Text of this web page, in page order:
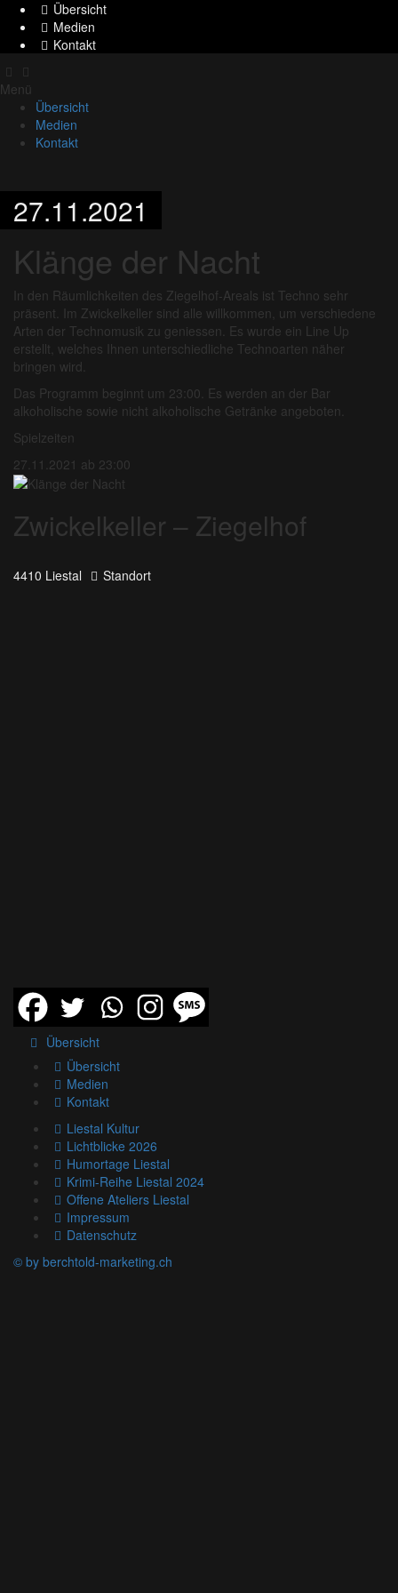
Übersicht
Medien
Kontakt
Menü
Übersicht
Medien
Kontakt
27.11.2021
Klänge der Nacht
In den Räumlichkeiten des Ziegelhof-Areals ist Techno sehr
präsent. Im Zwickelkeller sind alle willkommen, um verschiedene
Arten der Technomusik zu geniessen. Es wurde ein Line Up
erstellt, welches Ihnen unterschiedliche Technoarten näher
bringen wird.
Das Programm beginnt um 23:00. Es werden an der Bar
alkoholische sowie nicht alkoholische Getränke angeboten.
Spielzeiten
27.11.2021 ab 23:00
Zwickelkeller – Ziegelhof
4410 Liestal Standort
Übersicht
Übersicht
Medien
Kontakt
Liestal Kultur
Lichtblicke 2026
Humortage Liestal
Krimi-Reihe Liestal 2024
Offene Ateliers Liestal
Impressum
Datenschutz
© by berchtold-marketing.ch